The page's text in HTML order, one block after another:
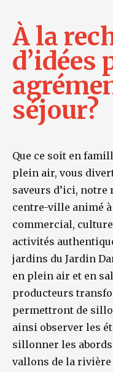
À la
d’idées
séjour?
Que ce soit en
plein air, vous
saveurs d’ici,
centre-ville animé
commercial,
activités
jardins du Jardin
en plein air et en
producteurs
permettront de
ainsi observer les
sillonner les
vallons de la rivière